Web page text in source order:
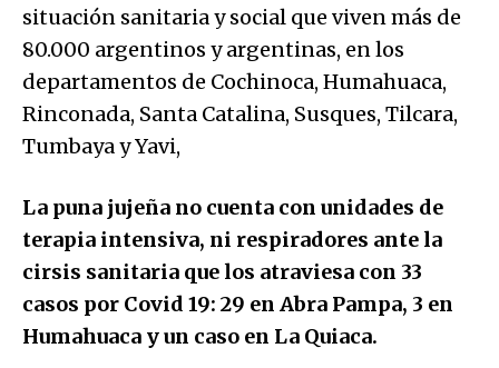
situación sanitaria y social que viven más de
80.000 argentinos y argentinas, en los
departamentos de Cochinoca, Humahuaca,
Rinconada, Santa Catalina, Susques, Tilcara,
Tumbaya y Yavi,
La puna jujeña no cuenta con unidades de
terapia intensiva, ni respiradores ante la
cirsis sanitaria que los atraviesa con 33
casos por Covid 19: 29 en Abra Pampa, 3 en
Humahuaca y un caso en La Quiaca.